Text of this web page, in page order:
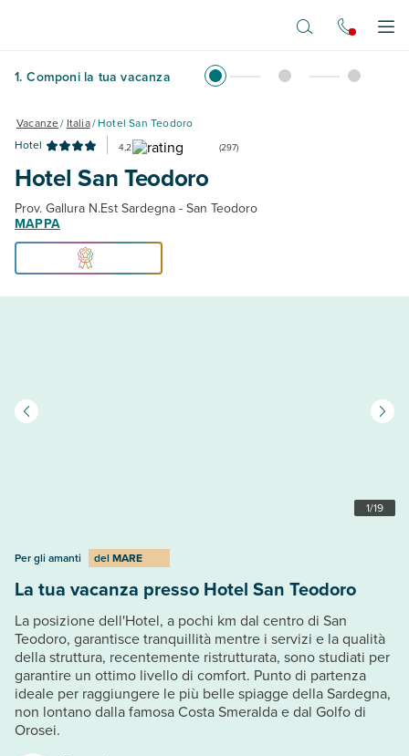
1. Componi la tua vacanza
Vacanze/ Italia/Hotel San Teodoro
Hotel
4,2 (297)
Hotel San Teodoro
Prov. Gallura N.Est Sardegna - San Teodoro
MAPPA
1/19
Per gli amanti del MARE
La tua vacanza presso Hotel San Teodoro
La posizione dell'Hotel, a pochi km dal centro di San
Teodoro, garantisce tranquillità mentre i servizi e la qualità
della struttura, recentemente ristrutturata, sono studiati per
garantire un ottimo livello di comfort. Punto di partenza
ideale per raggiungere le più belle spiagge della Sardegna,
non lontano dalla famosa Costa Smeralda e dal Golfo di
Orosei.